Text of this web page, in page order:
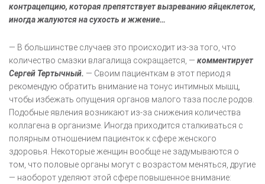
контрацепцию, которая препятствует вызреванию яйцеклеток,
иногда жалуются на сухость и жжение…
— В большинстве случаев это происходит из-за того, что
количество смазки влагалища сокращается, — комментирует
Сергей Тертычный. — Своим пациенткам в этот период я
рекомендую обратить внимание на тонус интимных мышц,
чтобы избежать опущения органов малого таза после родов.
Подобные явления возникают из-за снижения количества
коллагена в организме. Иногда приходится сталкиваться с
полярным отношением пациенток к сфере женского
здоровья. Некоторые женщин вообще не задумываются о
том, что половые органы могут с возрастом меняться, другие
— наоборот уделяют этой сфере повышенное внимание: